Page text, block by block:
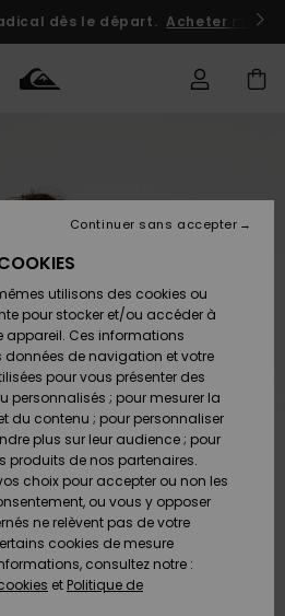
dès le départ. Acheter
utilisons des cookies ou
pour stocker et/ou accéder à
appareil. Ces informations
de navigation et votre
pour vous présenter des
personnalisés ; pour mesurer la
du contenu ; pour personnaliser
plus sur leur audience ; pour
produits de nos partenaires.
choix pour accepter ou non les
ou vous y opposer
ne relèvent pas de votre
cookies de mesure
consultez notre :
et Politique de
Continuer sans accepter